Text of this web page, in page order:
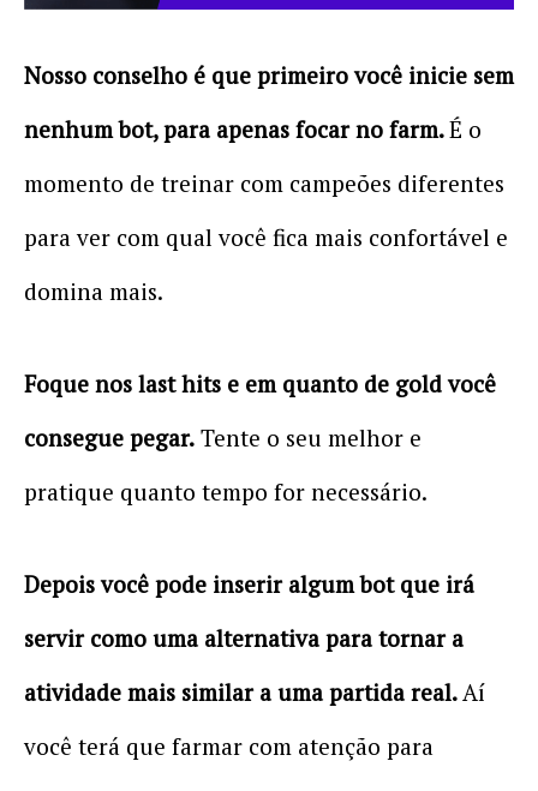
Nosso conselho é que primeiro você inicie sem
nenhum bot, para apenas focar no farm.É o
momento de treinar com campeões diferentes
para ver com qual você fica mais confortável e
domina mais.
Foque nos last hits e em quanto de gold você
consegue pegar. Tente o seu melhor e
pratique quanto tempo for necessário.
Depois você pode inserir algum bot que irá
servir como uma alternativa para tornar a
atividade mais similar a uma partida real. Aí
você terá que farmar com atenção para